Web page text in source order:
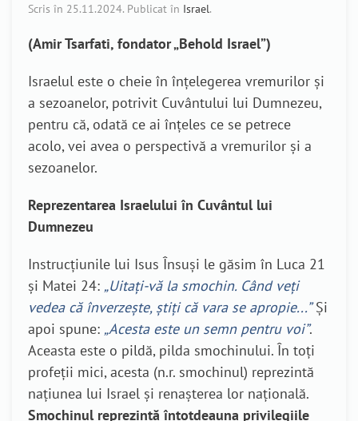
Scris în 25.11.2024. Publicat în Israel.
(Amir Tsarfati, fondator „Behold Israel”)
Israelul este o cheie în înțelegerea vremurilor și
a sezoanelor, potrivit Cuvântului lui Dumnezeu,
pentru că, odată ce ai înțeles ce se petrece
acolo, vei avea o perspectivă a vremurilor și a
sezoanelor.
Reprezentarea Israelului în Cuvântul lui
Dumnezeu
Instrucțiunile lui Isus Însuși le găsim în Luca 21
și Matei 24: „Uitați-vă la smochin. Când veți
vedea că înverzește, știți că vara se apropie...”Și
apoi spune: „Acesta este un semn pentru voi”.
Aceasta este o pildă, pilda smochinului. În toți
profeții mici, acesta (n.r. smochinul) reprezintă
națiunea lui Israel și renașterea lor națională.
Smochinul reprezintă întotdeauna privilegiile